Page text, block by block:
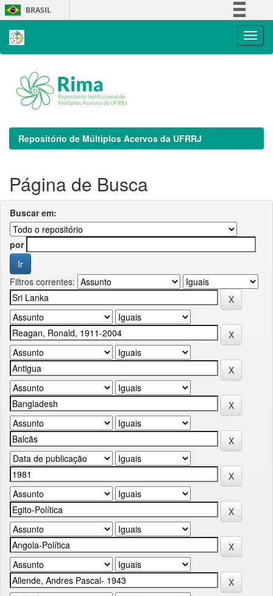
Skip
navigation
BRASIL
Repositório de Múltiplos Acervos da UFRRJ
Página de Busca
Buscar em:
por
Filtros correntes: